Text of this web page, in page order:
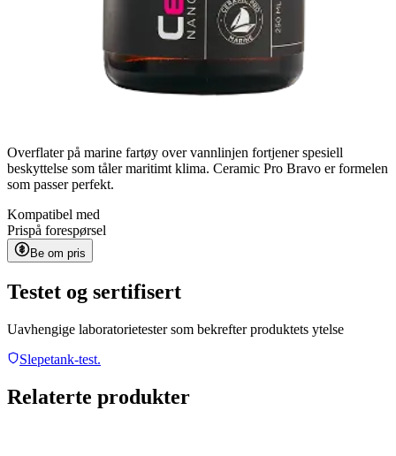
Overflater på marine fartøy over vannlinjen fortjener spesiell
beskyttelse som tåler maritimt klima. Ceramic Pro Bravo er formelen
som passer perfekt.
Kompatibel med
Prispå forespørsel
Be om pris
Testet og sertifisert
Uavhengige laboratorietester som bekrefter produktets ytelse
Slepetank-test.
Relaterte produkter